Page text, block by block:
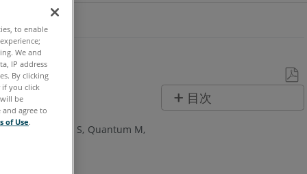
と
目次
Max Quantum S Quantum M
to enable
We and
IP address
By clicking
if you click
be
and agree to
of Use.